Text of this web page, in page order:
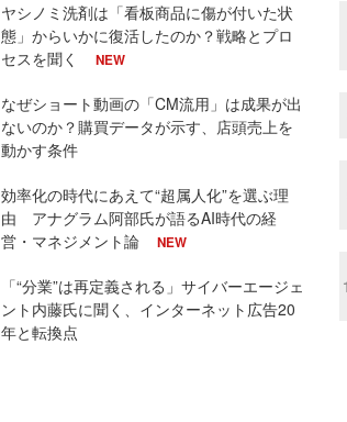
ヤシノミ洗剤は「看板商品に傷が付いた状
態」からいかに復活したのか？戦略とプロ
セスを聞く
NEW
なぜショート動画の「CM流用」は成果が出
ないのか？購買データが示す、店頭売上を
動かす条件
効率化の時代にあえて“超属人化”を選ぶ理
由 アナグラム阿部氏が語るAI時代の経
営・マネジメント論
NEW
「“分業”は再定義される」サイバーエージェ
ント内藤氏に聞く、インターネット広告20
年と転換点